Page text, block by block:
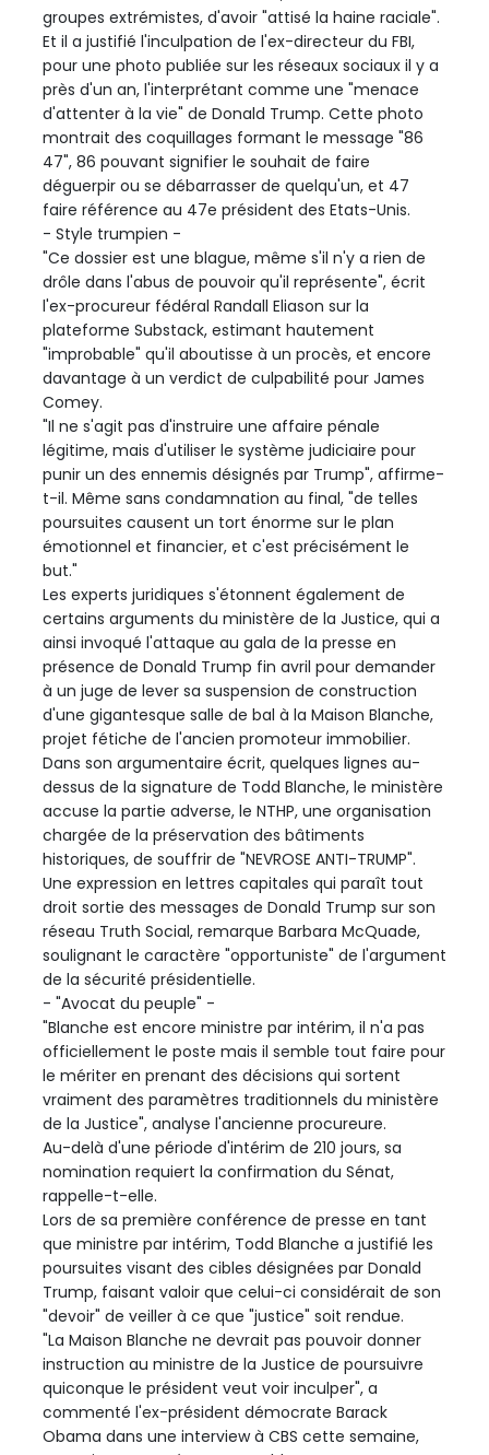
groupes extrémistes, d'avoir "attisé la haine raciale".
Et il a justifié l'inculpation de l'ex-directeur du FBI,
pour une photo publiée sur les réseaux sociaux il y a
près d'un an, l'interprétant comme une "menace
d'attenter à la vie" de Donald Trump. Cette photo
montrait des coquillages formant le message "86
47", 86 pouvant signifier le souhait de faire
déguerpir ou se débarrasser de quelqu'un, et 47
faire référence au 47e président des Etats-Unis.
- Style trumpien -
"Ce dossier est une blague, même s'il n'y a rien de
drôle dans l'abus de pouvoir qu'il représente", écrit
l'ex-procureur fédéral Randall Eliason sur la
plateforme Substack, estimant hautement
"improbable" qu'il aboutisse à un procès, et encore
davantage à un verdict de culpabilité pour James
Comey.
"Il ne s'agit pas d'instruire une affaire pénale
légitime, mais d'utiliser le système judiciaire pour
punir un des ennemis désignés par Trump", affirme-
t-il. Même sans condamnation au final, "de telles
poursuites causent un tort énorme sur le plan
émotionnel et financier, et c'est précisément le
but."
Les experts juridiques s'étonnent également de
certains arguments du ministère de la Justice, qui a
ainsi invoqué l'attaque au gala de la presse en
présence de Donald Trump fin avril pour demander
à un juge de lever sa suspension de construction
d'une gigantesque salle de bal à la Maison Blanche,
projet fétiche de l'ancien promoteur immobilier.
Dans son argumentaire écrit, quelques lignes au-
dessus de la signature de Todd Blanche, le ministère
accuse la partie adverse, le NTHP, une organisation
chargée de la préservation des bâtiments
historiques, de souffrir de "NEVROSE ANTI-TRUMP".
Une expression en lettres capitales qui paraît tout
droit sortie des messages de Donald Trump sur son
réseau Truth Social, remarque Barbara McQuade,
soulignant le caractère "opportuniste" de l'argument
de la sécurité présidentielle.
- "Avocat du peuple" -
"Blanche est encore ministre par intérim, il n'a pas
officiellement le poste mais il semble tout faire pour
le mériter en prenant des décisions qui sortent
vraiment des paramètres traditionnels du ministère
de la Justice", analyse l'ancienne procureure.
Au-delà d'une période d'intérim de 210 jours, sa
nomination requiert la confirmation du Sénat,
rappelle-t-elle.
Lors de sa première conférence de presse en tant
que ministre par intérim, Todd Blanche a justifié les
poursuites visant des cibles désignées par Donald
Trump, faisant valoir que celui-ci considérait de son
"devoir" de veiller à ce que "justice" soit rendue.
"La Maison Blanche ne devrait pas pouvoir donner
instruction au ministre de la Justice de poursuivre
quiconque le président veut voir inculper", a
commenté l'ex-président démocrate Barack
Obama dans une interview à CBS cette semaine,